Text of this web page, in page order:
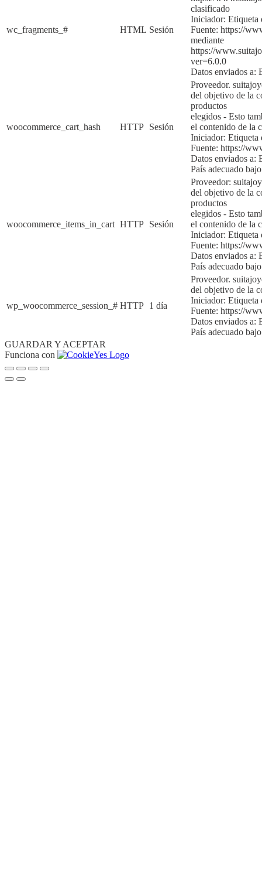
wc_fragments_# HTML Sesión
clasificado
Iniciador: Etiqueta
Fuente: https://
mediante
https://
ver=6.0.0
Datos enviados a:
woocommerce_cart_hash HTTP Sesión
Proveedor.
del objetivo de la
productos
elegidos - Esto
el contenido de la
Iniciador: Etiqueta
Fuente: https://
Datos enviados a:
País adecuado
woocommerce_items_in_cart HTTP Sesión
Proveedor:
del objetivo de la
productos
elegidos - Esto
el contenido de la
Iniciador: Etiqueta
Fuente: https://
Datos enviados a:
País adecuado
wp_woocommerce_session_# HTTP 1 día
Proveedor.
del objetivo de la
Iniciador: Etiqueta
Fuente: https://
Datos enviados a:
País adecuado
GUARDAR Y ACEPTAR
Funciona con